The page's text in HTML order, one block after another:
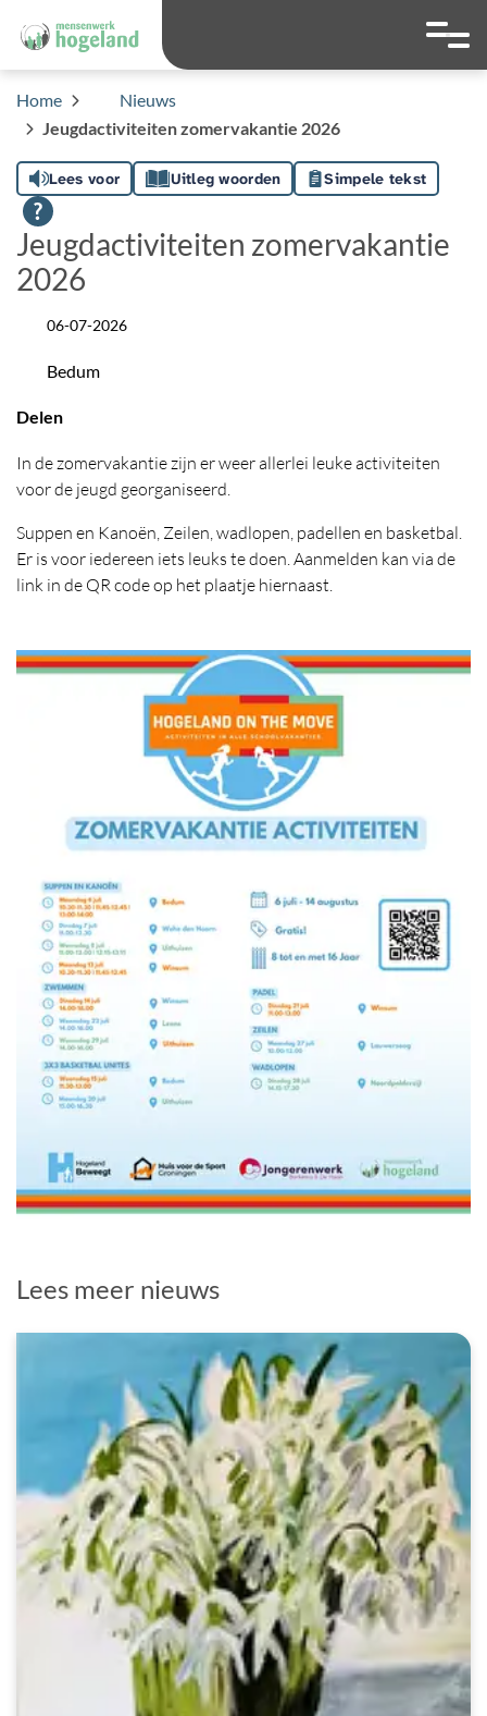
Hoog contrast
Ga naar
Home
Nieuws
Jeugdactiviteiten zomervakantie 2026
Lees voor Uitleg woorden Simpele tekst
Jeugdactiviteiten zomervakantie
2026
Datum
06-07-2026
LocatieBedum
Delen
In de zomervakantie zijn er weer allerlei leuke activiteiten
voor de jeugd georganiseerd.
Suppen en Kanoën, Zeilen, wadlopen, padellen en basketbal.
Er is voor iedereen iets leuks te doen. Aanmelden kan via de
link in de QR code op het plaatje hiernaast.
Lees meer nieuws